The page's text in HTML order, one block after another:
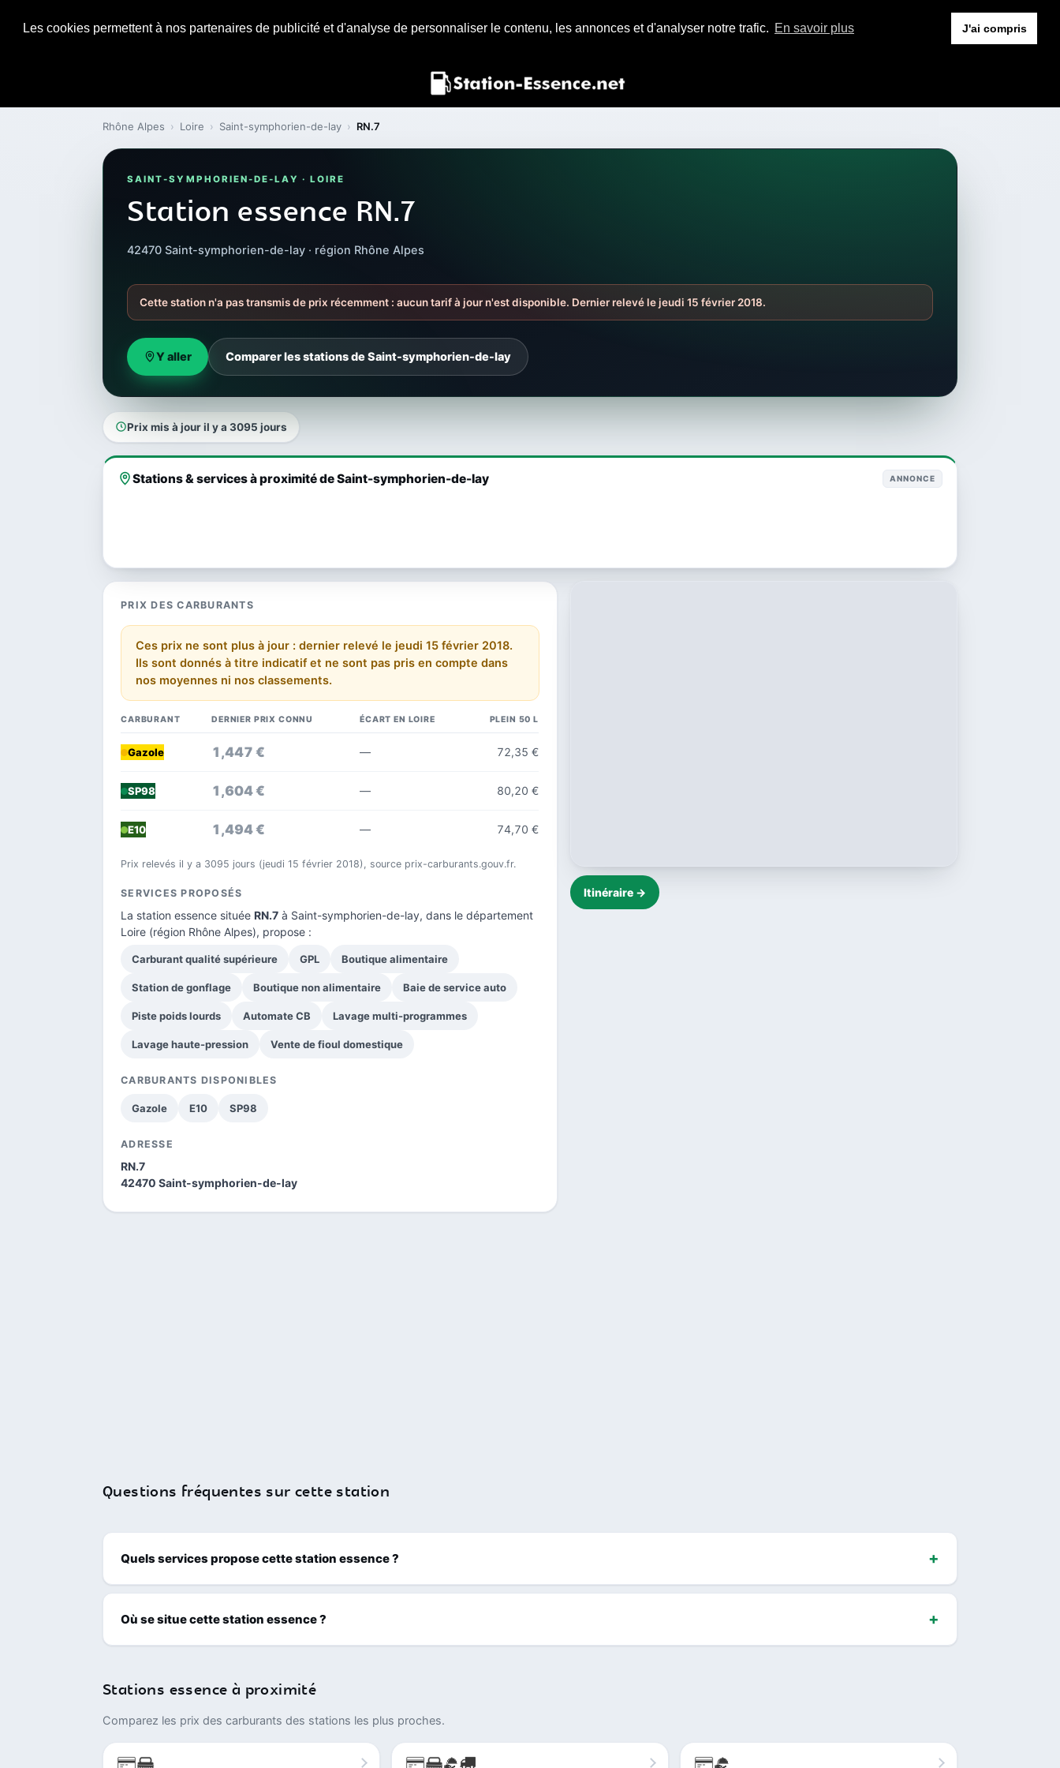
Les cookies permettent à nos partenaires de publicité et d'analyse de personnaliser le contenu, les annonces et d'analyser notre trafic. En savoir plus J'ai compris
Rhône Alpes › Loire › Saint-symphorien-de-lay › RN.7
SAINT-SYMPHORIEN-DE-LAY · LOIRE
Station essence RN.7
42470 Saint-symphorien-de-lay · région Rhône Alpes
Cette station n'a pas transmis de prix récemment : aucun tarif à jour n'est disponible. Dernier relevé le jeudi 15 février 2018.
Y aller Comparer les stations de Saint-symphorien-de-lay
Prix mis à jour il y a 3095 jours
Stations & services à proximité de Saint-symphorien-de-lay ANNONCE
PRIX DES CARBURANTS
Ces prix ne sont plus à jour : dernier relevé le jeudi 15 février 2018.
Ils sont donnés à titre indicatif et ne sont pas pris en compte dans
nos moyennes ni nos classements.
CARBURANT DERNIER PRIX CONNU ÉCART EN LOIRE PLEIN 50 L
Gazole 1,447 € — 72,35 €
SP98 1,604 € — 80,20 €
E10 1,494 € — 74,70 €
Prix relevés il y a 3095 jours (jeudi 15 février 2018), source prix-carburants.gouv.fr.
SERVICES PROPOSÉS
La station essence située RN.7 à Saint-symphorien-de-lay, dans le département
Loire (région Rhône Alpes), propose :
Carburant qualité supérieure GPL Boutique alimentaire
Station de gonflage Boutique non alimentaire Baie de service auto
Piste poids lourds Automate CB Lavage multi-programmes
Lavage haute-pression Vente de fioul domestique
CARBURANTS DISPONIBLES
Gazole E10 SP98
ADRESSE
RN.7
42470 Saint-symphorien-de-lay
Itinéraire →
Questions fréquentes sur cette station
Quels services propose cette station essence ?
Où se situe cette station essence ?
Stations essence à proximité
Comparez les prix des carburants des stations les plus proches.